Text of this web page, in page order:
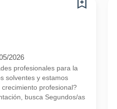
2026
profesionales para la
solventes y estamos
profesional?
busca Segundos/as